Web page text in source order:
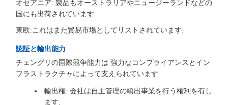
オセアニア: 製品もオーストラリアやニュージーランドなどの
国にも出荷されています.
東欧:これはまた貿易市場としてリストされています.
認証と輸出能力
チェングリの国際競争能力は 強力なコンプライアンスとイン
フラストラクチャによって支えられています
輸出権: 会社は自主管理の輸出事業を行う権利を有し
ます.